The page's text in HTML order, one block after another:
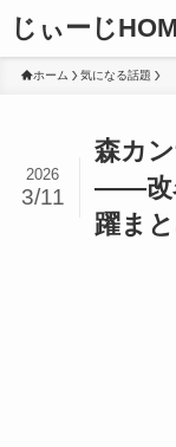
じぃーじ
ホーム 気になる話題
森カ
——改
躍ま
2026
3/11